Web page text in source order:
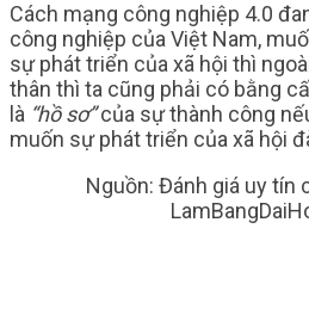
Cách mạng công nghiệp 4.0
công nghiệp của Việt Nam,
sự phát triển của xã hội thì
thân thì ta cũng phải có bằng
là “hồ sơ”của sự thành công
muốn sự phát triển của xã hội
Nguồn: Đánh giá uy tín